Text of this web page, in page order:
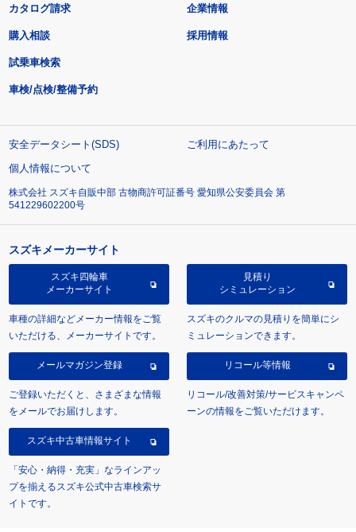
カタログ請求
購入相談
試乗車検索
車検/点検/整備予約
企業情報
採用情報
安全データシート(SDS)
ご利用にあたって
個人情報について
株式会社 スズキ自販中部 古物商許可証番号 愛知県公安委員会 第
541229602200号
スズキメーカーサイト
スズキ四輪車
メーカーサイト
車種の詳細などメーカー情報をご覧
いただける、メーカーサイトです。
見積り
シミュレーション
スズキのクルマの見積りを簡単にシ
ミュレーションできます。
メールマガジン登録
ご登録いただくと、さまざまな情報
をメールでお届けします。
リコール等情報
リコール/改善対策/サービスキャンペ
ーンの情報をご覧いただけます。
スズキ中古車情報サイト
「安心・納得・充実」なラインアッ
プを揃えるスズキ公式中古車検索サ
イトです。